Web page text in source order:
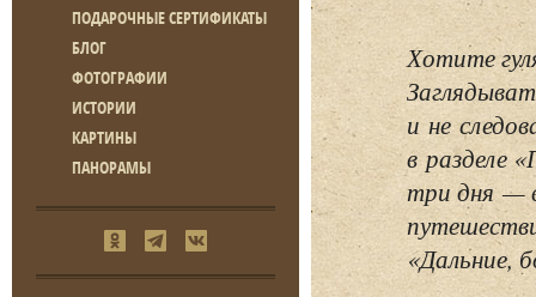
ПОДАРОЧНЫЕ СЕРТИФИКАТЫ
БЛОГ
ФОТОГРАФИИ
ИСТОРИИ
КАРТИНЫ
ПАНОРАМЫ
Хотите
и не
в разделе
три дня —
«Дальние,